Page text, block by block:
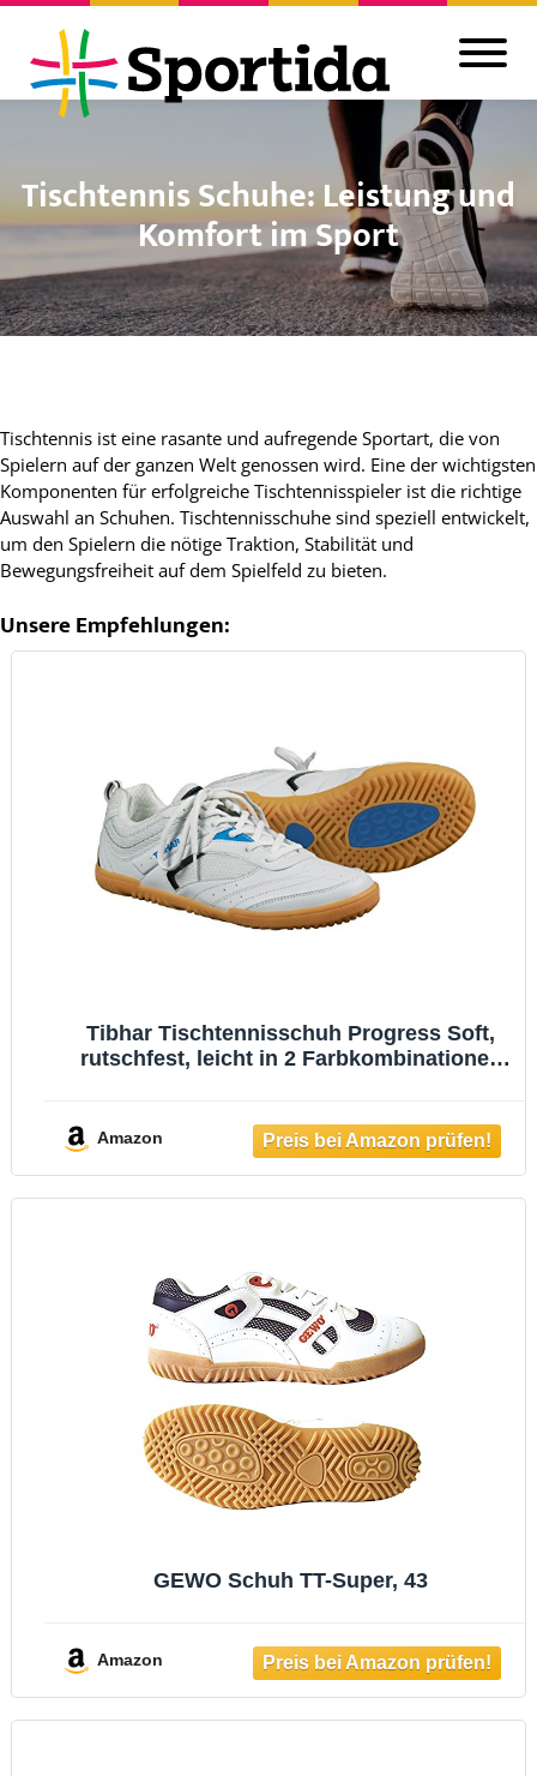
Tischtennis Schuhe: Leistung und
Komfort im Sport
Tischtennis ist eine rasante und aufregende Sportart, die von
Spielern auf der ganzen Welt genossen wird. Eine der wichtigsten
Komponenten für erfolgreiche Tischtennisspieler ist die richtige
Auswahl an Schuhen. Tischtennisschuhe sind speziell entwickelt,
um den Spielern die nötige Traktion, Stabilität und
Bewegungsfreiheit auf dem Spielfeld zu bieten.
Unsere Empfehlungen:
Tibhar Tischtennisschuh Progress Soft,
rutschfest, leicht in 2 Farbkombinationen
Amazon
GEWO Schuh TT-Super, 43
Amazon